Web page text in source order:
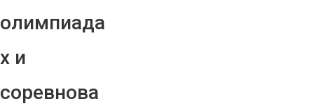
олимпиада
х и
соревнова